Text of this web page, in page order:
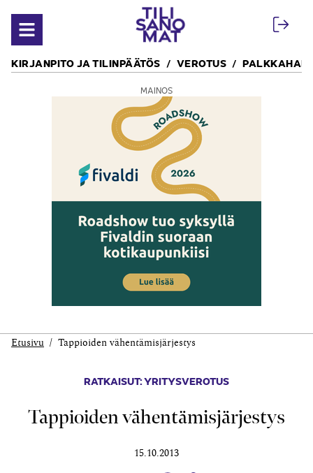
Avaa valikko
KIRJANPITO JA TILINPÄÄTÖS VEROTUS
MAINOS
Etusivu Tappioiden vähentämisjärjestys
RATKAISUT: YRITYSVEROTUS
Tappioiden vähentämisjärjestys
15.10.2013